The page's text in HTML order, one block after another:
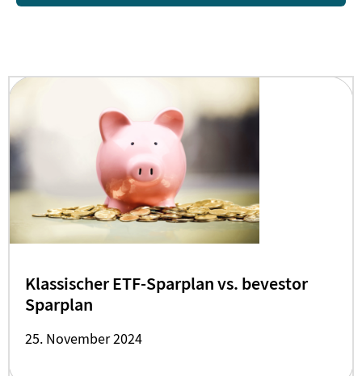
Klassischer ETF-Sparplan vs. bevestor
Sparplan
25. November 2024